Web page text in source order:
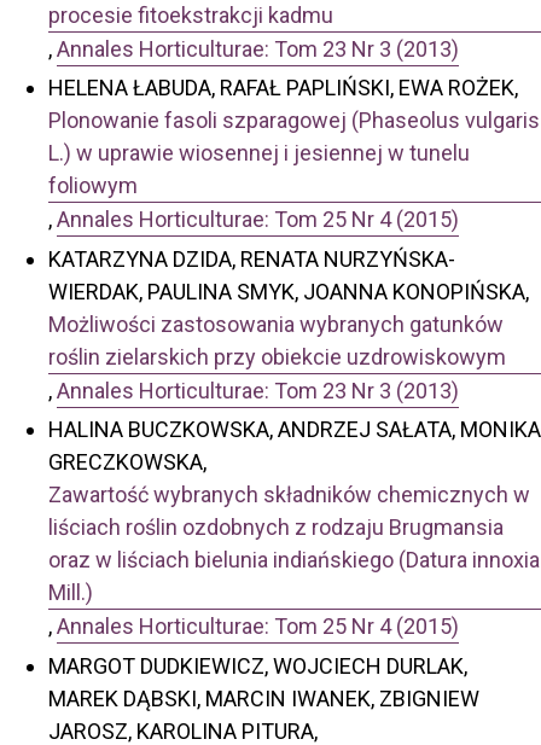
procesie fitoekstrakcji kadmu
,Annales Horticulturae: Tom 23 Nr 3 (2013)
HELENA ŁABUDA, RAFAŁ PAPLIŃSKI, EWA ROŻEK,
Plonowanie fasoli szparagowej (Phaseolus vulgaris
L.) w uprawie wiosennej i jesiennej w tunelu
foliowym
,Annales Horticulturae: Tom 25 Nr 4 (2015)
KATARZYNA DZIDA, RENATA NURZYŃSKA-
WIERDAK, PAULINA SMYK, JOANNA KONOPIŃSKA,
Możliwości zastosowania wybranych gatunków
roślin zielarskich przy obiekcie uzdrowiskowym
,Annales Horticulturae: Tom 23 Nr 3 (2013)
HALINA BUCZKOWSKA, ANDRZEJ SAŁATA, MONIKA
GRECZKOWSKA,
Zawartość wybranych składników chemicznych w
liściach roślin ozdobnych z rodzaju Brugmansia
oraz w liściach bielunia indiańskiego (Datura innoxia
Mill.)
,Annales Horticulturae: Tom 25 Nr 4 (2015)
MARGOT DUDKIEWICZ, WOJCIECH DURLAK,
MAREK DĄBSKI, MARCIN IWANEK, ZBIGNIEW
JAROSZ, KAROLINA PITURA,